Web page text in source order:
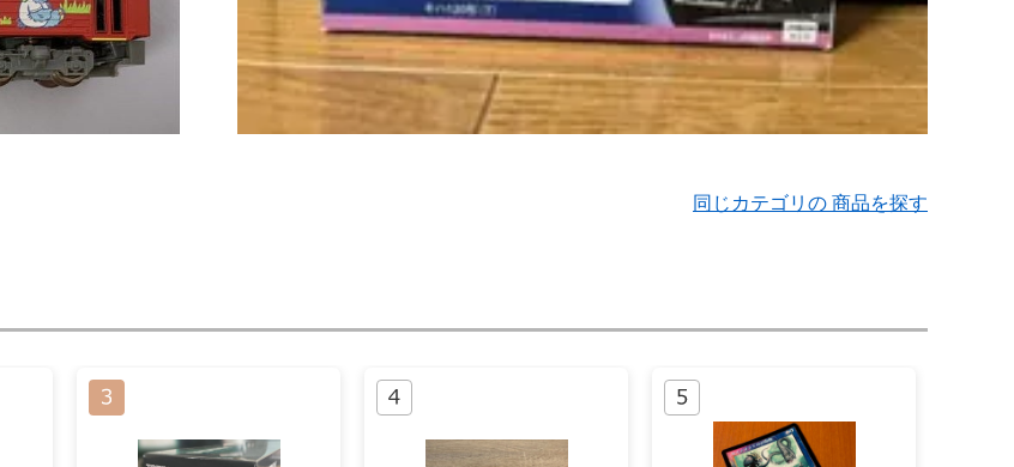
同じカテゴリの 商品を探す